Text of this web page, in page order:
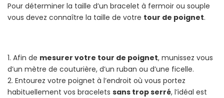
Pour déterminer la taille d’un bracelet à fermoir ou souple
vous devez connaître la taille de votre tour de poignet.
1. Afin de mesurer votre tour de poignet, munissez vous
d’un mètre de couturière, d’un ruban ou d’une ficelle.
2. Entourez votre poignet à l’endroit où vous portez
habituellement vos bracelets sans trop serré, l’idéal est